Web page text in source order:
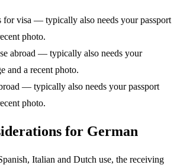
for visa — typically also needs your passport
photo.
abroad — typically also needs your
and a recent photo.
— typically also needs your passport
photo.
for German
Italian and Dutch use, the receiving